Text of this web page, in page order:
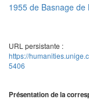
1955 de Basnage
URL persistante :
https://
5406
Présentation de la